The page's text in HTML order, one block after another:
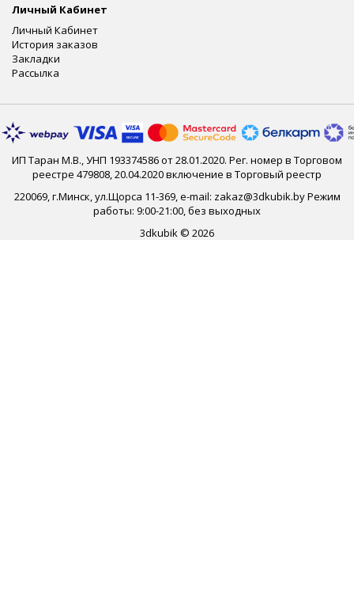
Личный Кабинет
Личный Кабинет
История заказов
Закладки
Рассылка
ИП Таран М.В., УНП 193374586 от 28.01.2020. Рег. номер в Торговом
реестре 479808, 20.04.2020 включение в Торговый реестр
220069, г.Минск, ул.Щорса 11-369, e-mail: zakaz@3dkubik.by Режим
работы: 9:00-21:00, без выходных
3dkubik © 2026